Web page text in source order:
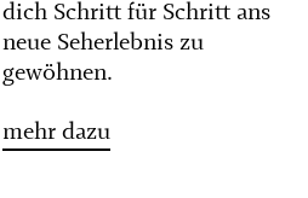
dich Schritt für Schritt ans
neue Seherlebnis zu
gewöhnen.
mehr dazu